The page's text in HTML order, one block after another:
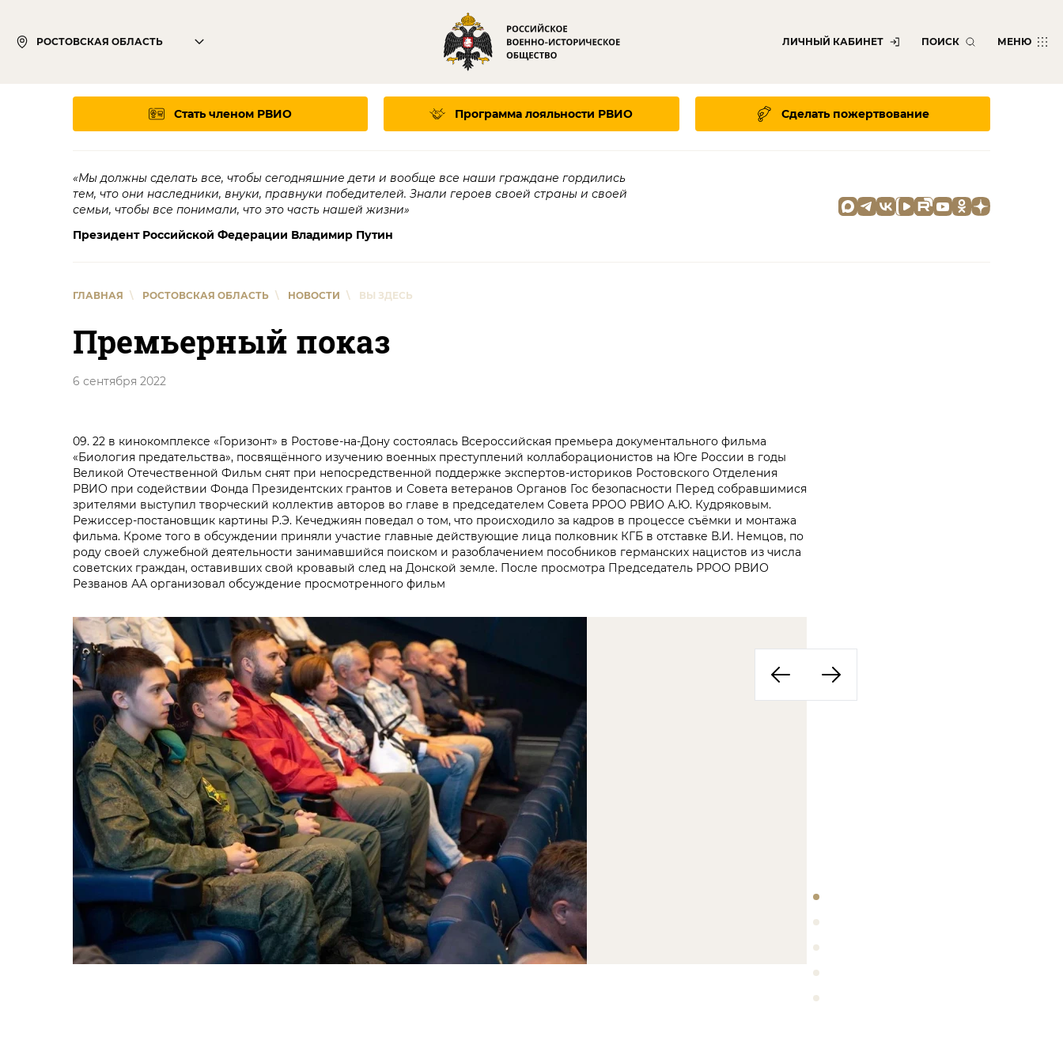
РОСТОВСКАЯ ОБЛАСТЬ ЛИЧНЫЙ КАБИНЕТ ПОИСК МЕНЮ
Стать членом РВИО Программа лояльности РВИО Сделать пожертвование
«Мы должны сделать все, чтобы сегодняшние дети и вообще все наши граждане гордились
тем, что они наследники, внуки, правнуки победителей. Знали героев своей страны и своей
семьи, чтобы все понимали, что это часть нашей жизни»
Президент Российской Федерации Владимир Путин
ГЛАВНАЯ \ РОСТОВСКАЯ ОБЛАСТЬ \ НОВОСТИ \ ВЫ ЗДЕСЬ
Премьерный показ
6 сентября 2022
09. 22 в кинокомплексе «Горизонт» в Ростове-на-Дону состоялась Всероссийская премьера документального фильма
«Биология предательства», посвящённого изучению военных преступлений коллаборационистов на Юге России в годы
Великой Отечественной Фильм снят при непосредственной поддержке экспертов-историков Ростовского Отделения
РВИО при содействии Фонда Президентских грантов и Совета ветеранов Органов Гос безопасности Перед собравшимися
зрителями выступил творческий коллектив авторов во главе в председателем Совета РРОО РВИО А.Ю. Кудряковым.
Режиссер-постановщик картины Р.Э. Кечеджиян поведал о том, что происходило за кадров в процессе съёмки и монтажа
фильма. Кроме того в обсуждении приняли участие главные действующие лица полковник КГБ в отставке В.И. Немцов, по
роду своей служебной деятельности занимавшийся поиском и разоблачением пособников германских нацистов из числа
советских граждан, оставивших свой кровавый след на Донской земле. После просмотра Председатель РРОО РВИО
Резванов АА организовал обсуждение просмотренного фильм